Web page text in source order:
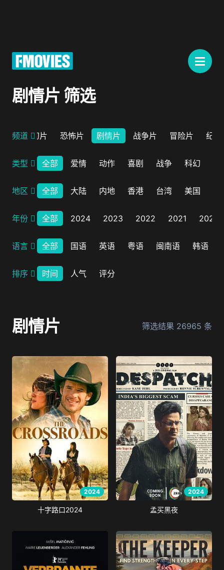
剧情片 筛选
频道科幻片 恐怖片 剧情片 战争片 冒险片 纪录
类型 全部 爱情 动作 喜剧 战争 科幻
地区 全部 大陆 内地 香港 台湾 美国
年份 全部 2024 2023 2022 2021 2020
语言 全部 国语 英语 粤语 闽南语 韩语
排序 时间 人气 评分
剧情片 筛选结果 26965 条
2024
十字路口2024
2024
孟买黑夜